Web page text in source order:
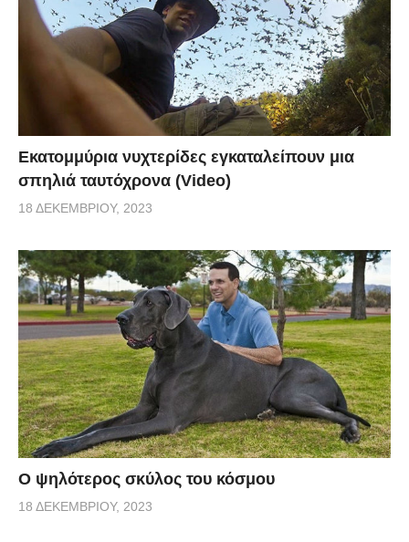
Εκατομμύρια νυχτερίδες εγκαταλείπουν μια
σπηλιά ταυτόχρονα (Video)
18 ΔΕΚΕΜΒΡΊΟΥ, 2023
Ο ψηλότερος σκύλος του κόσμου
18 ΔΕΚΕΜΒΡΊΟΥ, 2023